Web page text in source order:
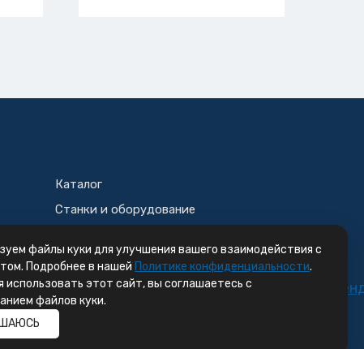
Каталог
Станки и оборудование
файлы куки для улучшения вашего взаимодействия с
Подробнее в нашей Политике конфиденциальности.
использовать этот сайт, вы соглашаетесь с
файлов куки.